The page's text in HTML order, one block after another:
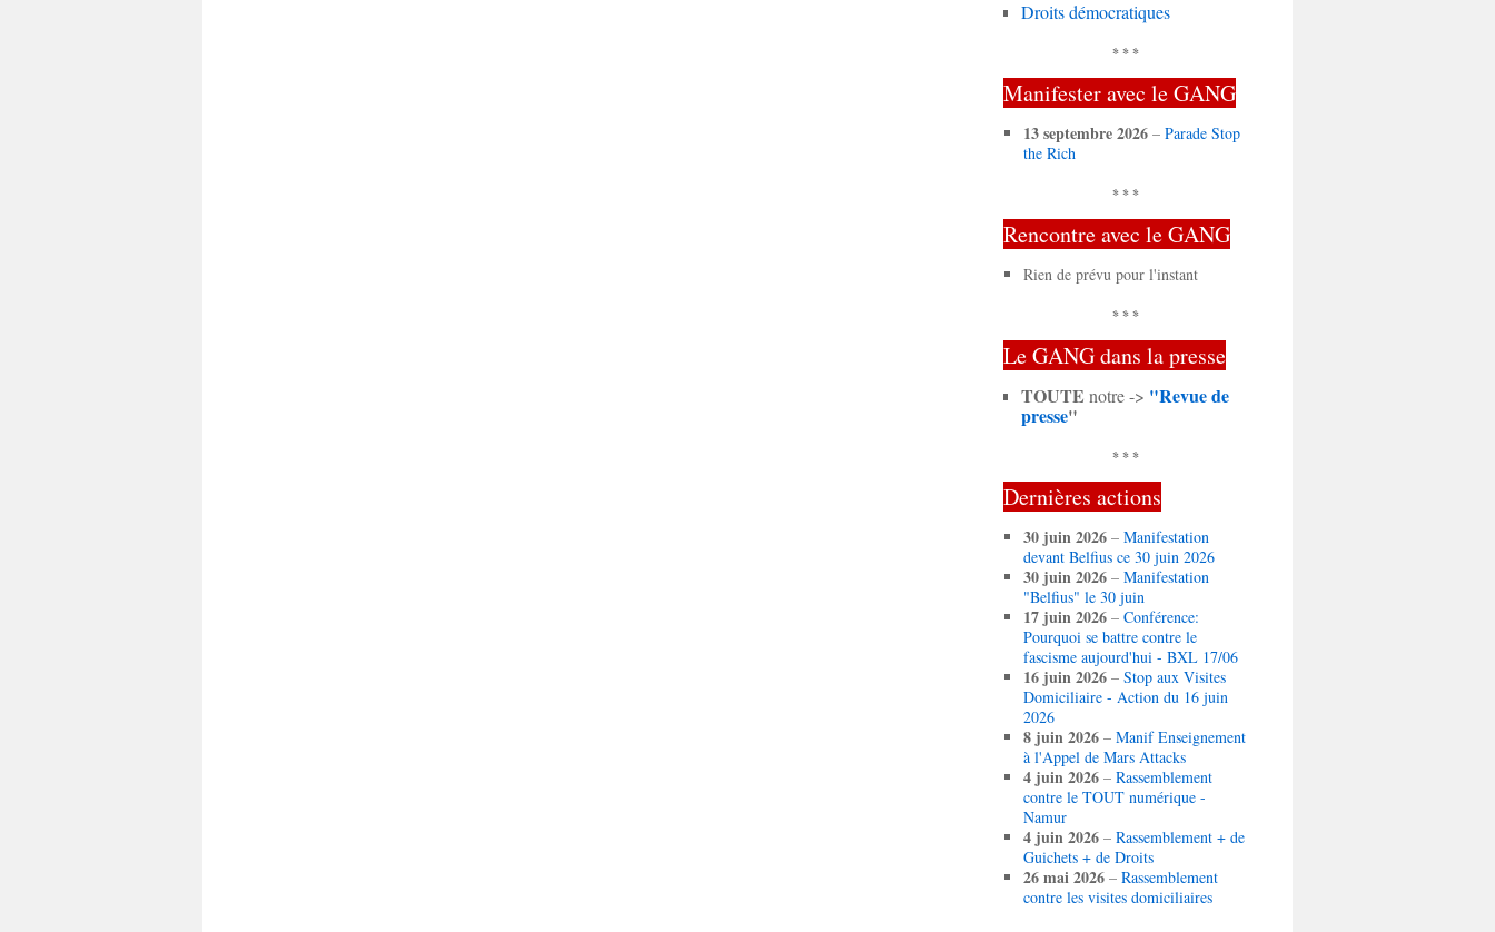
Droits démocratiques
* * *
Manifester avec le GANG
13 septembre 2026 –Parade Stop
the Rich
* * *
Rencontre avec le GANG
Rien de prévu pour l'instant
* * *
Le GANG dans la presse
TOUTE notre -> "Revue de
presse"
* * *
Dernières actions
30 juin 2026 –Manifestation
devant Belfius ce 30 juin 2026
30 juin 2026 –Manifestation
"Belfius" le 30 juin
17 juin 2026 –Conférence:
Pourquoi se battre contre le
fascisme aujourd'hui - BXL 17/06
16 juin 2026 –Stop aux Visites
Domiciliaire - Action du 16 juin
2026
8 juin 2026 –Manif Enseignement
à l'Appel de Mars Attacks
4 juin 2026 –Rassemblement
contre le TOUT numérique -
Namur
4 juin 2026 –Rassemblement + de
Guichets + de Droits
26 mai 2026 –Rassemblement
contre les visites domiciliaires